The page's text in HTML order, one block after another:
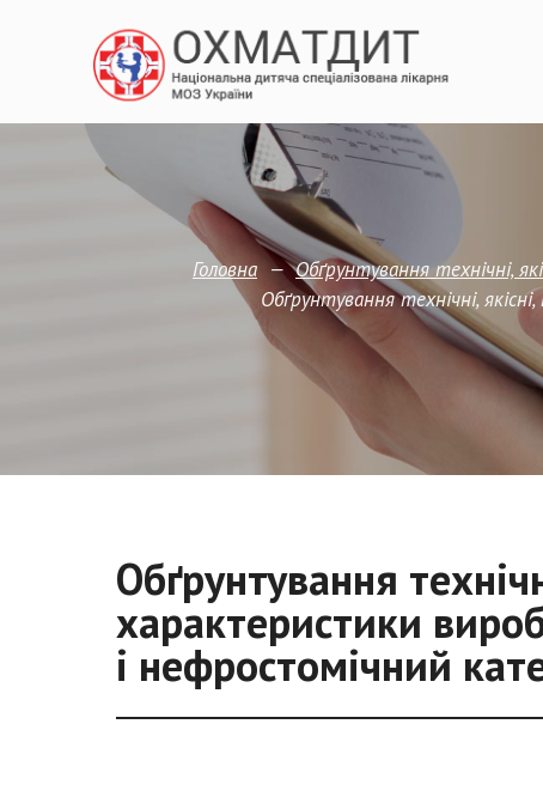
Головна — Обґрунтування технічні,
Обґрунтування технічні,
Обґрунтування
характеристики
і нефростомічний